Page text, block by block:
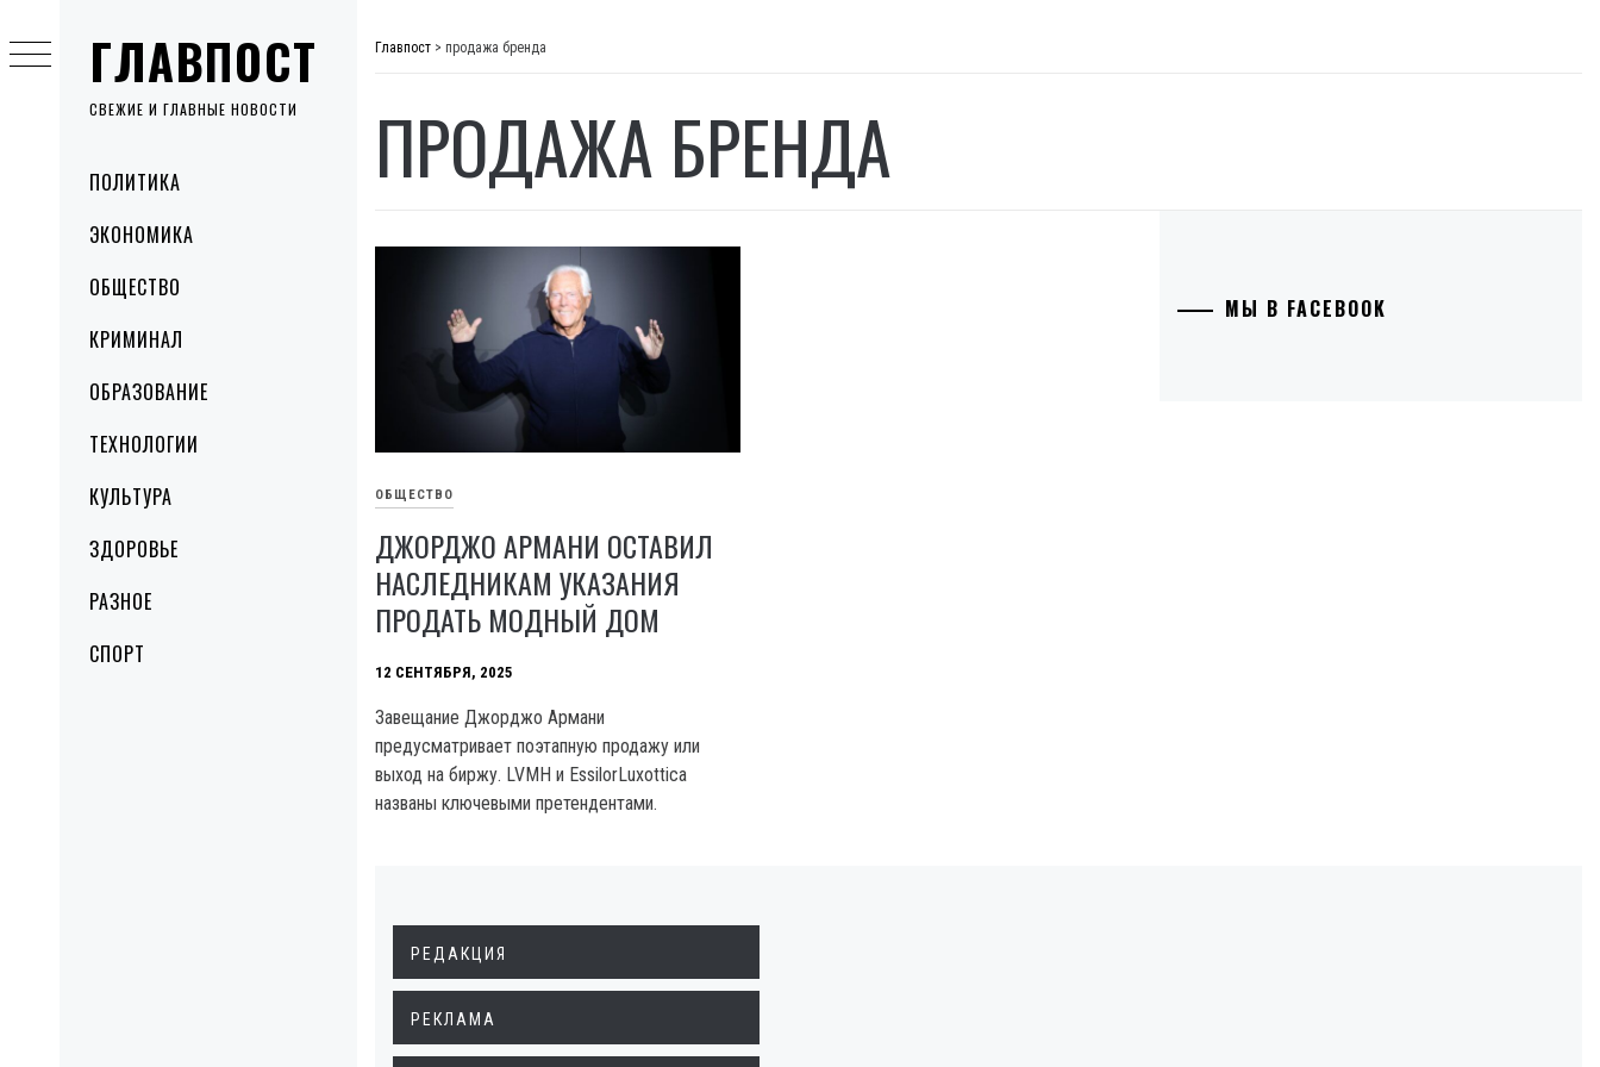
ГЛАВПОСТ
СВЕЖИЕ И ГЛАВНЫЕ НОВОСТИ
MenuПОЛИТИКА
ЭКОНОМИКА
ОБЩЕСТВО
КРИМИНАЛ
ОБРАЗОВАНИЕ
ТЕХНОЛОГИИ
КУЛЬТУРА
ЗДОРОВЬЕ
РАЗНОЕ
СПОРТ
to
content
Главпост > продажа бренда
ПРОДАЖА БРЕНДА
ОБЩЕСТВО
ДЖОРДЖО АРМАНИ ОСТАВИЛ
НАСЛЕДНИКАМ УКАЗАНИЯ
ПРОДАТЬ МОДНЫЙ ДОМ
12 СЕНТЯБРЯ, 2025
Завещание Джорджо Армани
предусматривает поэтапную продажу или
выход на биржу. LVMH и EssilorLuxottica
названы ключевыми претендентами.
МЫ В FACEBOOK
РЕДАКЦИЯ
РЕКЛАМА